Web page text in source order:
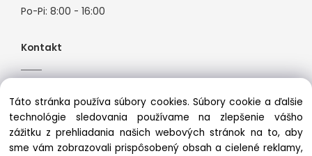
Po-Pi: 8:00 - 16:00
Kontakt
Mail:info@premiosport.sk
Táto stránka používa súbory cookies. Súbory cookie a ďalšie
technológie sledovania používame na zlepšenie vášho
zážitku z prehliadania našich webových stránok na to, aby
sme vám zobrazovali prispôsobený obsah a cielené reklamy,